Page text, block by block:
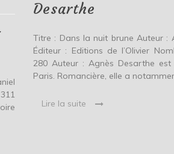
Desarthe
Titre : Dans la nuit brune Auteur :
Éditeur : Editions de l’Olivier
280 Auteur : Agnès Desarthe
Paris. Romancière, elle a
Lire la suite